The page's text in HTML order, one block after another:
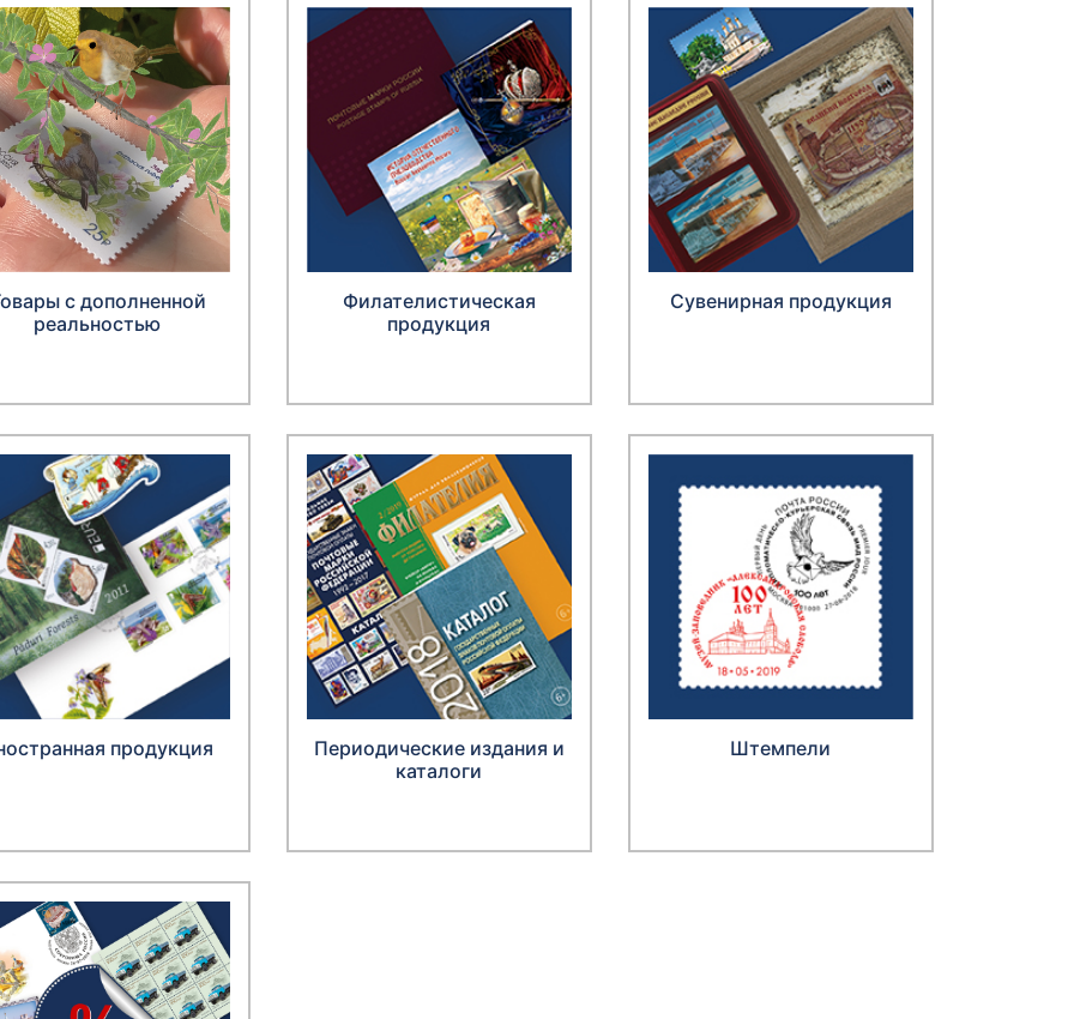
с дополненной
реальностью
Филателистическая
продукция
Сувенирная продукция
продукция
Периодические издания и
каталоги
Штемпели